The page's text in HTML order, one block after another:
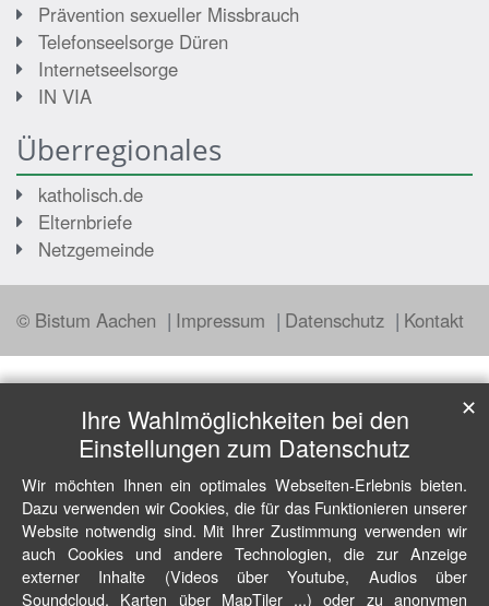
Prävention sexueller Missbrauch
Telefonseelsorge Düren
Internetseelsorge
IN VIA
Überregionales
katholisch.de
Elternbriefe
Netzgemeinde
© Bistum Aachen Impressum Datenschutz Kontakt
Ihre Wahlmöglichkeiten bei den
Einstellungen zum Datenschutz
Wir möchten Ihnen ein optimales Webseiten-Erlebnis bieten.
Dazu verwenden wir Cookies, die für das Funktionieren unserer
Website notwendig sind. Mit Ihrer Zustimmung verwenden wir
auch Cookies und andere Technologien, die zur Anzeige
externer Inhalte (Videos über Youtube, Audios über
Soundcloud, Karten über MapTiler ...) oder zu anonymen
✕